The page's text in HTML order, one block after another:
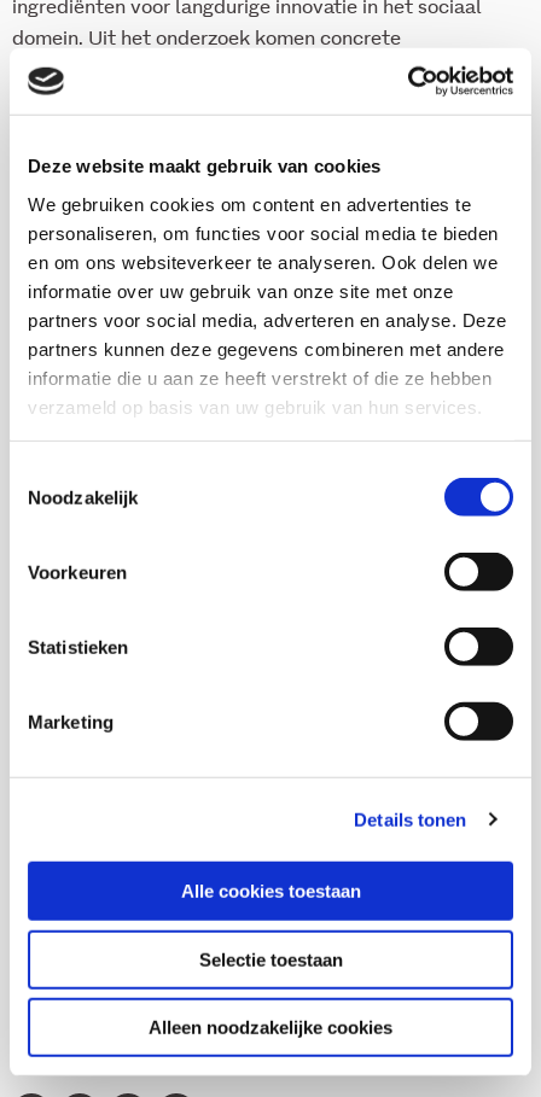
Deze website maakt gebruik van cookies
We gebruiken cookies om content en advertenties te
personaliseren, om functies voor social media te bieden
en om ons websiteverkeer te analyseren. Ook delen we
informatie over uw gebruik van onze site met onze
partners voor social media, adverteren en analyse. Deze
partners kunnen deze gegevens combineren met andere
informatie die u aan ze heeft verstrekt of die ze hebben
verzameld op basis van uw gebruik van hun services.
Noodzakelijk
Voorkeuren
Statistieken
Marketing
Details tonen
Alle cookies toestaan
Selectie toestaan
Alleen noodzakelijke cookies
ingrediënten voor langdurige innovatie in het sociaal
domein. Uit het onderzoek komen concrete
aanbevelingen voor de gemeente Renkum om de
komende jaren mee aan de slag te gaan.
Onderzoekers
Tineke Meulenkamp
Onderzoeker
Leyla Reches
Sociaal Domein
Jeugdhulp
Deel deze publicatie op: